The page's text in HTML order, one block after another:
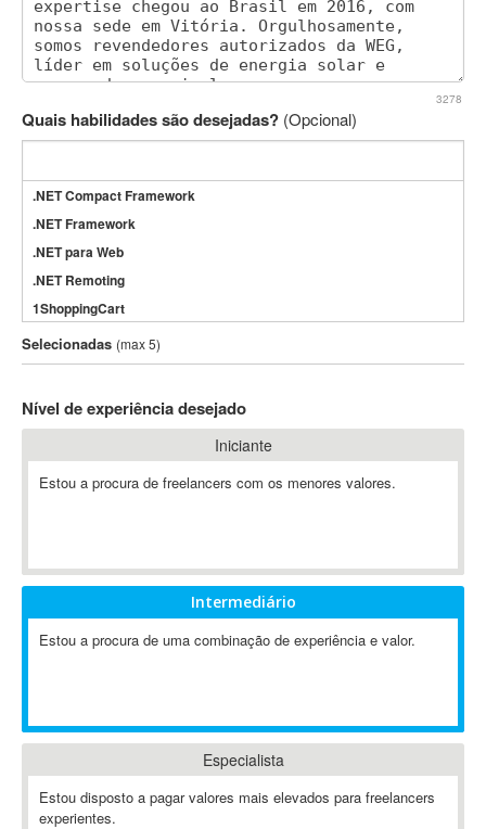
3278
Quais habilidades são desejadas? (Opcional)
.NET Compact Framework
.NET Framework
.NET para Web
.NET Remoting
1ShoppingCart
3DS Max
3GSM
802.11
A-GPS
ABAP
Abaqus
ABBYY FineReader
Ableton
Ableton Push
Abstract
Selecionadas (max 5)
Nível de experiência desejado
Iniciante
Estou a procura de freelancers com os menores valores.
Intermediário
Estou a procura de uma combinação de experiência e valor.
Especialista
Estou disposto a pagar valores mais elevados para freelancers
experientes.